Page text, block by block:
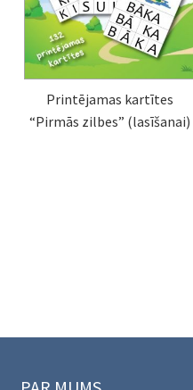
Printējamas kartītes
“Pirmās zilbes” (lasīšanai)